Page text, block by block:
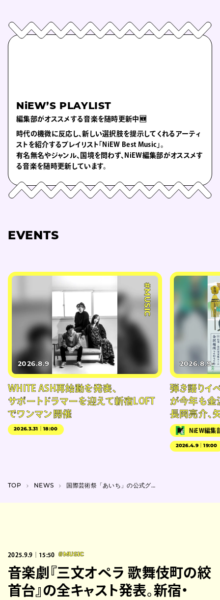
NiEW’S PLAYLIST
編集部がオススメする音楽を随時更新中🆕
時代の機微に反応し、新しい選択肢を提示してくれるアーティ
ストを紹介するプレイリスト「NiEW Best Music」。
有名無名やジャンル、国境を問わず、NiEW編集部がオススメす
る音楽を随時更新しています。
EVENTS
#MUSIC
2026.8.9
WHITE ASH再始動を発表、
サポートドラマーを迎えて新宿LOFT
でワンマン開催
2026.3.31｜18:00
2026.8.9
弾き語りイ
が今年も金
長岡亮介、
NiEW編集
2026.4.9｜19:00
TOP NEWS 国際芸術祭「あいち」の公式グッズが登場。瀬戸ならではのやきものも
2025.9.9｜15:50 #MUSIC
⾳楽劇『三⽂オペラ 歌舞伎町の絞
⾸台』の全キャスト発表。新宿・